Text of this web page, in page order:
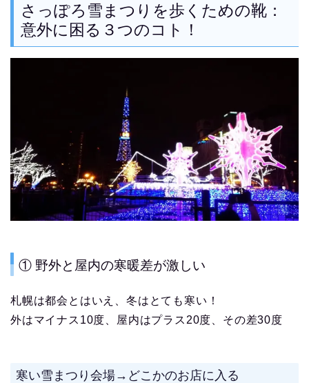
さっぽろ雪まつりを歩くための靴：
意外に困る３つのコト！
① 野外と屋内の寒暖差が激しい
札幌は都会とはいえ、冬はとても寒い！
外はマイナス10度、屋内はプラス20度、その差30度
寒い雪まつり会場→どこかのお店に入る